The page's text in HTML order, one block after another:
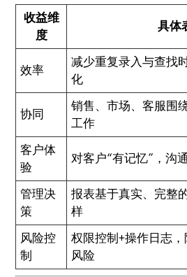
收益维
度
具体
效率
减少重复录入与查找
化
协同
销售、市场、客服围
工作
客户体
验
对客户“有记忆”，沟
管理决
策
报表基于真实、完整
样
风险控
制
权限控制+操作日志
风险